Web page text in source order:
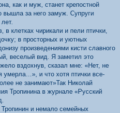
как и муж, станет крепостной
вышла за него замуж. Супруги
в клетках чирикали и пели птички,
в просторных и уютных
произведениями кисти славного
веселый вид. Я заметил это
вздохнув, сказал мне: «Нет, не
умерла…», и что хотя птички все-
не занимают»Так Николай
Тропинина в журнале «Русский
и немало семейных